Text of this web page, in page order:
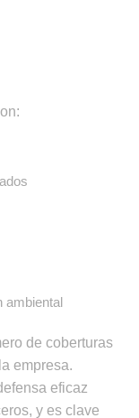
de coberturas
empresa.
eficaz
y es clave